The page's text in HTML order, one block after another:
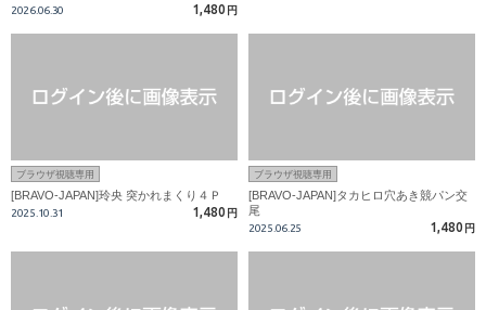
2026.06.30 1,480 円
ブラウザ視聴専用
[BRAVO-JAPAN]玲央 突かれまくり４Ｐ
2025.10.31 1,480 円
ブラウザ視聴専用
[BRAVO-JAPAN]タカヒロ穴あき競パン交
尾
2025.06.25 1,480 円